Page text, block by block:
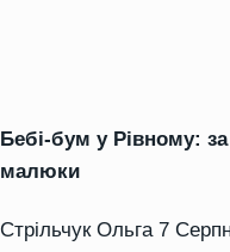
Бебі-бум у Рівному:
малюки
Стрільчук Ольга 7